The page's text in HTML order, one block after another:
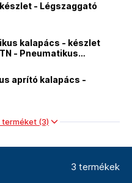
készlet - Légszaggató
kalapács - készlet
- Pneumatikus
vésőkészlett
aprító kalapács -
(3)
3 termékek